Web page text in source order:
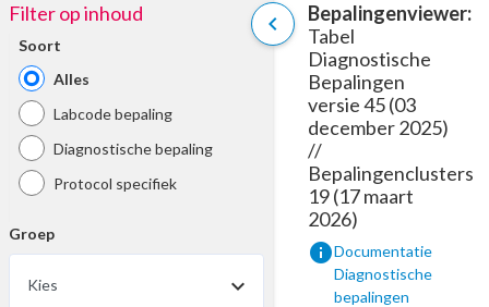
chevron_left
Filter op inhoud
Soort
Alles
Labcode bepaling
Diagnostische bepaling
Protocol specifiek
Groep
Kies
Bepalingenviewer:
Tabel
Diagnostische
Bepalingen
versie 45 (03
december 2025)
//
Bepalingenclusters
19 (17 maart
2026)
infoDocumentatie
Diagnostische
bepalingen